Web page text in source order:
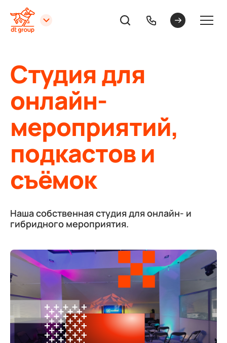
Студия для
онлайн-
мероприятий,
подкастов и
съёмок
Наша собственная студия для онлайн- и
гибридного мероприятия.